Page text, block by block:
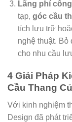
Lãng phí
tạp, góc cầu
tích lưu trữ
nghệ thuật. Bỏ
cho nhu cầu
4 Giải Pháp
Cầu Thang
Với kinh nghiệm
Design đã phát